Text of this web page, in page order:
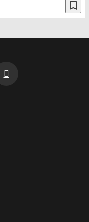
bookmark_border